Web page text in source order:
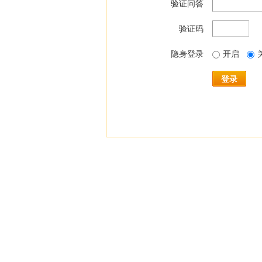
验证问答
验证码
隐身登录 开启
登录